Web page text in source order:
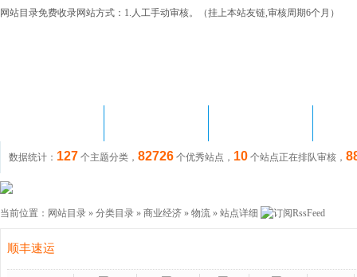
网站目录免费收录网站方式：1.人工手动审核。（挂上本站友链,审核周期6个月）
数据统计： 127 个主题分类， 82726 个优秀站点， 10 个站点正在排队审核，
当前位置： 网站目录 » 分类目录 » 商业经济 » 物流 » 站点详细
顺丰速运